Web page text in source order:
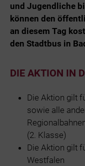
und Jugendliche
können den
an diesem Tag
den Stadtbus in
DIE AKTION IN
Die Aktion gilt
sowie alle
(2. Klasse)
Die Aktion gilt
Westfalen